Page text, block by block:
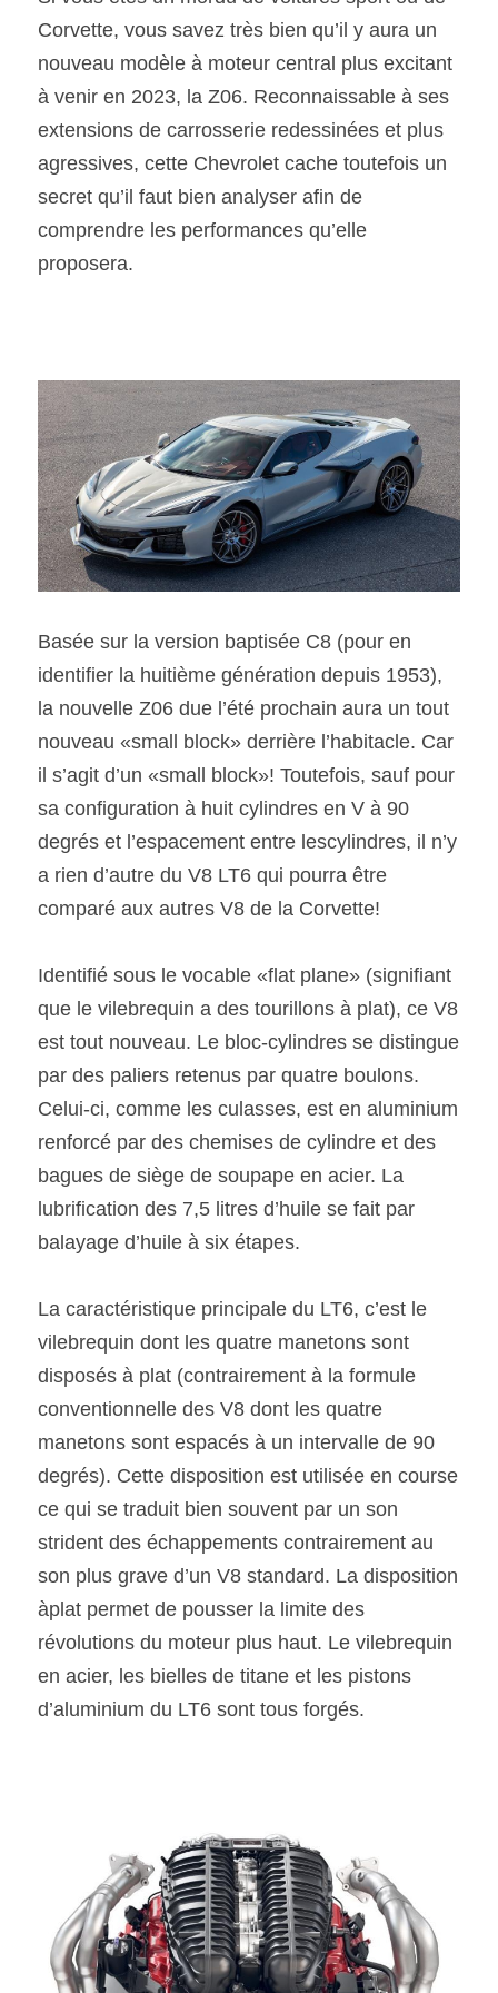
SOUMISSION RAPIDE
ASSURANCE
Corvette, vous savez très bien qu’il y aura un
nouveau modèle à moteur central plus excitant
à venir en 2023, la Z06. Reconnaissable à ses
extensions de carrosserie redessinées et plus
agressives, cette Chevrolet cache toutefois un
secret qu’il faut bien analyser afin de
comprendre les performances qu’elle
proposera.
Basée sur la version baptisée C8 (pour en
identifier la huitième génération depuis 1953),
la nouvelle Z06 due l’été prochain aura un tout
nouveau «small block» derrière l’habitacle. Car
il s’agit d’un «small block»! Toutefois, sauf pour
sa configuration à huit cylindres en V à 90
degrés et l’espacement entre lescylindres, il n’y
a rien d’autre du V8 LT6 qui pourra être
comparé aux autres V8 de la Corvette!
Identifié sous le vocable «flat plane» (signifiant
que le vilebrequin a des tourillons à plat), ce V8
est tout nouveau. Le bloc-cylindres se distingue
par des paliers retenus par quatre boulons.
Celui-ci, comme les culasses, est en aluminium
renforcé par des chemises de cylindre et des
bagues de siège de soupape en acier. La
lubrification des 7,5 litres d’huile se fait par
balayage d’huile à six étapes.
La caractéristique principale du LT6, c’est le
vilebrequin dont les quatre manetons sont
disposés à plat (contrairement à la formule
conventionnelle des V8 dont les quatre
manetons sont espacés à un intervalle de 90
degrés). Cette disposition est utilisée en course
ce qui se traduit bien souvent par un son
strident des échappements contrairement au
son plus grave d’un V8 standard. La disposition
àplat permet de pousser la limite des
révolutions du moteur plus haut. Le vilebrequin
en acier, les bielles de titane et les pistons
d’aluminium du LT6 sont tous forgés.